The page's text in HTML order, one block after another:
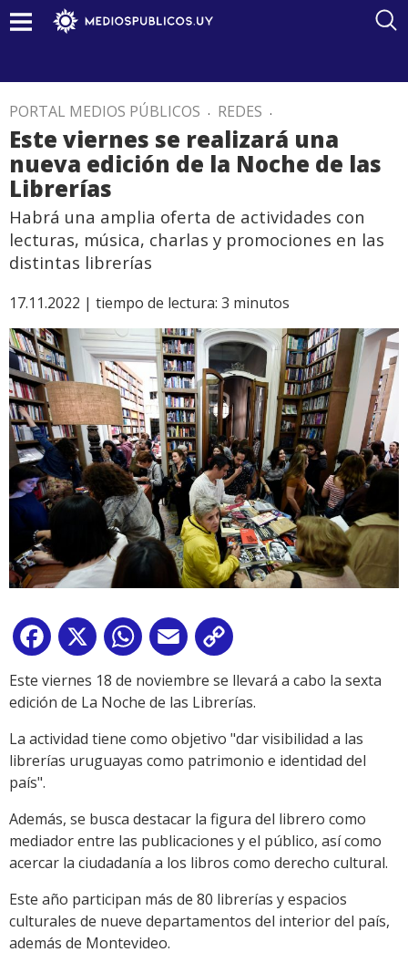
PORTAL MEDIOS PÚBLICOS . REDES .
Este viernes se realizará una
nueva edición de la Noche de las
Librerías
Habrá una amplia oferta de actividades con
lecturas, música, charlas y promociones en las
distintas librerías
17.11.2022 | tiempo de lectura: 3 minutos
Facebook
X WhatsApp
Email
Link
Este viernes 18 de noviembre se llevará a cabo la sexta
edición de La Noche de las Librerías.
La actividad tiene como objetivo "dar visibilidad a las
librerías uruguayas como patrimonio e identidad del
país".
Además, se busca destacar la figura del librero como
mediador entre las publicaciones y el público, así como
acercar la ciudadanía a los libros como derecho cultural.
Este año participan más de 80 librerías y espacios
culturales de nueve departamentos del interior del país,
además de Montevideo.